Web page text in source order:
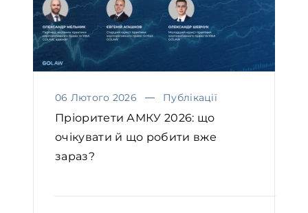
06 Лютого 2026 Публікації
Пріоритети АМКУ 2026: що
очікувати й що робити вже
зараз?